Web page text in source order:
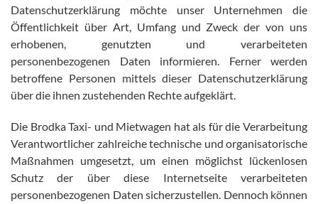
Datenschutzerklärung möchte unser Unternehmen die
Öffentlichkeit über Art, Umfang und Zweck der von uns
erhobenen, genutzten und verarbeiteten
personenbezogenen Daten informieren. Ferner werden
betroffene Personen mittels dieser Datenschutzerklärung
über die ihnen zustehenden Rechte aufgeklärt.
Die Brodka Taxi- und Mietwagen hat als für die Verarbeitung
Verantwortlicher zahlreiche technische und organisatorische
Maßnahmen umgesetzt, um einen möglichst lückenlosen
Schutz der über diese Internetseite verarbeiteten
personenbezogenen Daten sicherzustellen. Dennoch können